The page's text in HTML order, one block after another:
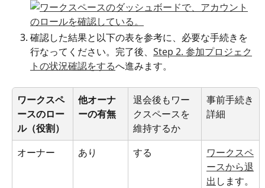
確認した結果と以下の表を参考に、必要な手続きを
行なってください。完了後、 Step 2. 参加プロジェク
トの状況確認をするへ進みます。
ワークスペ
ースのロー
ル（役割）
他オーナ
ーの有無
退会後もワー
クスペースを
維持するか
事前手続き
詳細
オーナー あり する
ワークスペ
ースから退
出 します。